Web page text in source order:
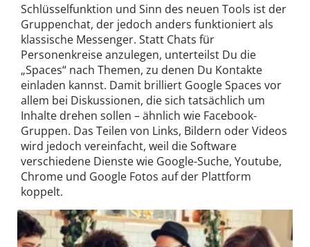
Schlüsselfunktion und Sinn des neuen Tools ist der
Gruppenchat, der jedoch anders funktioniert als
klassische Messenger. Statt Chats für
Personenkreise anzulegen, unterteilst Du die
„Spaces“ nach Themen, zu denen Du Kontakte
einladen kannst. Damit brilliert Google Spaces vor
allem bei Diskussionen, die sich tatsächlich um
Inhalte drehen sollen – ähnlich wie Facebook-
Gruppen. Das Teilen von Links, Bildern oder Videos
wird jedoch vereinfacht, weil die Software
verschiedene Dienste wie Google-Suche, Youtube,
Chrome und Google Fotos auf der Plattform
koppelt.